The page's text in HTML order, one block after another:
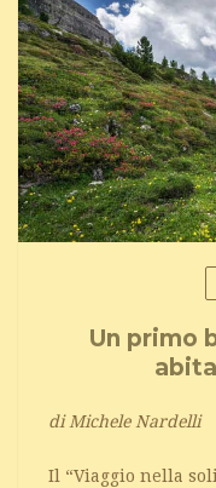
Un primo
di Michele Nardelli
Il “Viaggio nella